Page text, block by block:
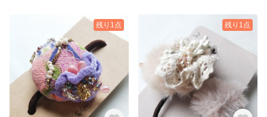
残り1点 残り1点